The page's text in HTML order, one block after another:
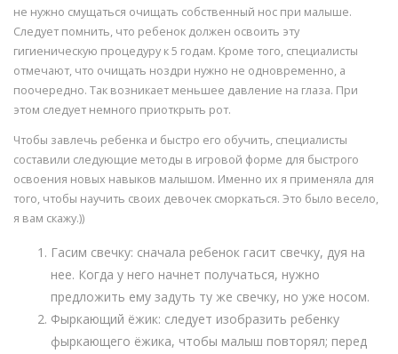
не нужно смущаться очищать собственный нос при малыше.
Следует помнить, что ребенок должен освоить эту
гигиеническую процедуру к 5 годам. Кроме того, специалисты
отмечают, что очищать ноздри нужно не одновременно, а
поочередно. Так возникает меньшее давление на глаза. При
этом следует немного приоткрыть рот.
Чтобы завлечь ребенка и быстро его обучить, специалисты
составили следующие методы в игровой форме для быстрого
освоения новых навыков малышом. Именно их я применяла для
того, чтобы научить своих девочек сморкаться. Это было весело,
я вам скажу.))
Гасим свечку: сначала ребенок гасит свечку, дуя на
нее. Когда у него начнет получаться, нужно
предложить ему задуть ту же свечку, но уже носом.
Фыркающий ёжик: следует изобразить ребенку
фыркающего ёжика, чтобы малыш повторял; перед